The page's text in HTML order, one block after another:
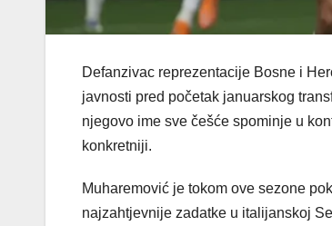
Defanzivac reprezentacije Bosne i
javnosti pred početak januarskog
njegovo ime sve češće spominje u
konkretniji.
Muharemović je tokom ove sezone
najzahtjevnije zadatke u italijanskoj